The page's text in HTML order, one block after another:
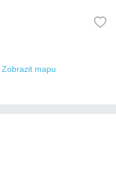
Zobrazit mapu